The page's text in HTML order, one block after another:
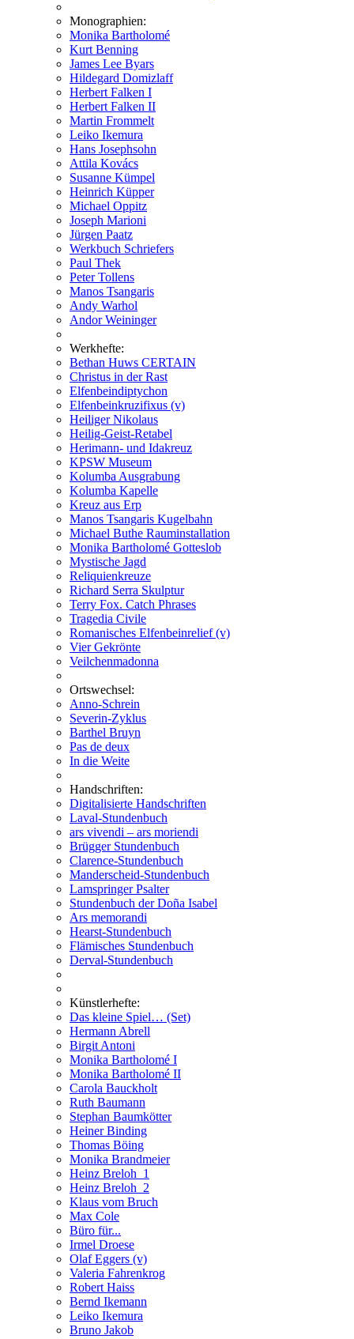
Monographien:
Monika Bartholomé
Kurt Benning
James Lee Byars
Hildegard Domizlaff
Herbert Falken I
Herbert Falken II
Martin Frommelt
Leiko Ikemura
Hans Josephsohn
Attila Kovács
Susanne Kümpel
Heinrich Küpper
Michael Oppitz
Joseph Marioni
Jürgen Paatz
Werkbuch Schriefers
Paul Thek
Peter Tollens
Manos Tsangaris
Andy Warhol
Andor Weininger
Werkhefte:
Bethan Huws CERTAIN
Christus in der Rast
Elfenbeindiptychon
Elfenbeinkruzifixus (v)
Heiliger Nikolaus
Heilig-Geist-Retabel
Herimann- und Idakreuz
KPSW Museum
Kolumba Ausgrabung
Kolumba Kapelle
Kreuz aus Erp
Manos Tsangaris Kugelbahn
Michael Buthe Rauminstallation
Monika Bartholomé Gotteslob
Mystische Jagd
Reliquienkreuze
Richard Serra Skulptur
Terry Fox. Catch Phrases
Tragedia Civile
Romanisches Elfenbeinrelief (v)
Vier Gekrönte
Veilchenmadonna
Ortswechsel:
Anno-Schrein
Severin-Zyklus
Barthel Bruyn
Pas de deux
In die Weite
Handschriften:
Digitalisierte Handschriften
Laval-Stundenbuch
ars vivendi – ars moriendi
Brügger Stundenbuch
Clarence-Stundenbuch
Manderscheid-Stundenbuch
Lamspringer Psalter
Stundenbuch der Doña Isabel
Ars memorandi
Hearst-Stundenbuch
Flämisches Stundenbuch
Derval-Stundenbuch
Künstlerhefte:
Das kleine Spiel… (Set)
Hermann Abrell
Birgit Antoni
Monika Bartholomé I
Monika Bartholomé II
Carola Bauckholt
Ruth Baumann
Stephan Baumkötter
Heiner Binding
Thomas Böing
Monika Brandmeier
Heinz Breloh_1
Heinz Breloh_2
Klaus vom Bruch
Max Cole
Büro für...
Irmel Droese
Olaf Eggers (v)
Valeria Fahrenkrog
Robert Haiss
Bernd Ikemann
Leiko Ikemura
Bruno Jakob